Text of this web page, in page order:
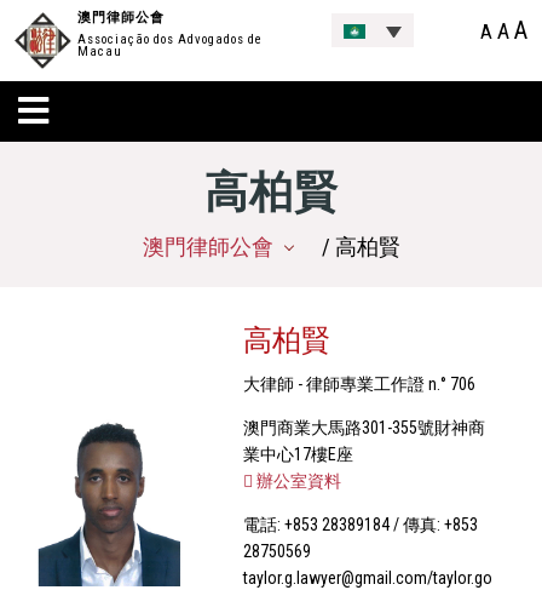
澳門律師公會
Associação dos Advogados de
Macau
A AA
高柏賢
澳門律師公會 / 高柏賢
高柏賢
大律師 - 律師專業工作證 n.° 706
澳門商業大馬路301-355號財神商
業中心17樓E座
辦公室資料
電話: +853 28389184 / 傳真: +853
28750569
taylor.g.lawyer@gmail.com/taylor.go